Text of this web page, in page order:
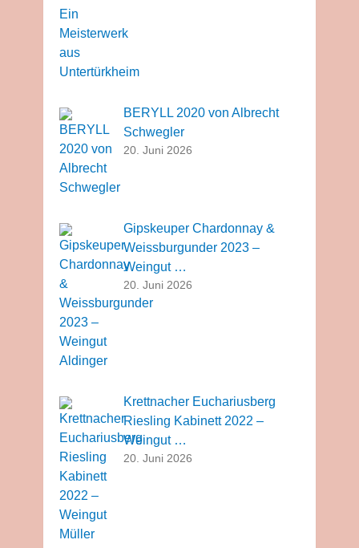
BERYLL 2020 von Albrecht
Schwegler
20. Juni 2026
Gipskeuper Chardonnay &
Weissburgunder 2023 –
Weingut …
20. Juni 2026
Krettnacher Euchariusberg
Riesling Kabinett 2022 –
Weingut …
20. Juni 2026